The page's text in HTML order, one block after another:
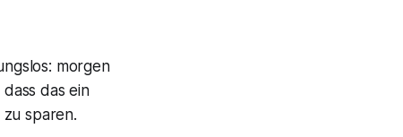
morgen
das ein
sparen.